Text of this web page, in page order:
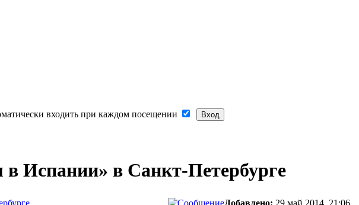
входить при каждом посещении
Испании» в Санкт-Петербурге
Добавлено: 29 май 2014, 21:06